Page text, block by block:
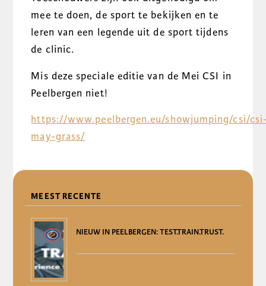
mee te doen, de sport te bekijken en te
leren van een legende uit de sport tijdens
de clinic.
Mis deze speciale editie van de Mei CSI in
Peelbergen niet!
https://www.peelbergen.eu/showjumping/csi/
may-grass/
MEEST RECENTE
NIEUW IN PEELBERGEN: TEST.TRAIN.TRUST.